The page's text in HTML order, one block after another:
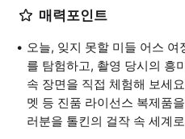
매력포인트
오늘, 잊지 못할 미들 어스
를 탐험하고, 촬영 당시의 흥
속 장면을 직접 체험해 보세
멧 등 진품 라이선스 복제품
러분을 톨킨의 걸작 속 세계